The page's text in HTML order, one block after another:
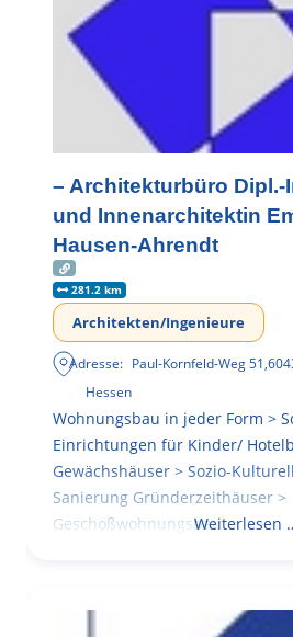
– Architekturbüro Dipl.-
und Innenarchitektin
Hausen-Ahrendt
281.2 km
Architekten/Ingenieure
Adresse: Paul-Kornfeld-Weg 51,
Hessen
Wohnungsbau in jeder Form >
Einrichtungen für Kinder/
Gewächshäuser > Sozio-
Sanierung Gründerzeithäuser >
GeschoßwohnungsbauWeiterlesen